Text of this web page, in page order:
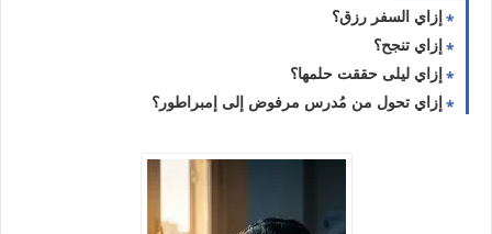
إزاي السفر رزق؟
إزاي تنجح؟
إزاي ليلى حققت حلمها؟
إزاي تحول من مُدرس مرفوض إلى إمبراطور؟